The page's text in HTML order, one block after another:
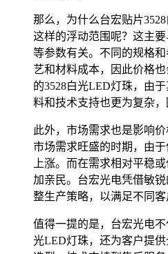
那么，为什么台宏贴片
这样的浮动范围呢？这主
等参数有关。不同的规格
艺和材料成本，因此价格
的3528白光LED灯珠，由
料和技术支持也更为复杂，
此外，市场需求也是影响
市场需求旺盛的时期，由
上涨。而在需求相对平稳
加亲民。台宏光电凭借敏
整生产策略，以满足不同客
值得一提的是，台宏光电
光LED灯珠，还为客户提